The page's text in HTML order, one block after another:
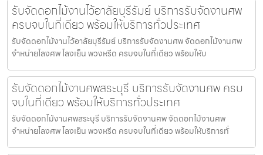
รับจัดดอกไม้งานไว้อาลัยบุรีรัมย์ บริการรับจัดงานศพ
ครบจบในที่เดียว พร้อมให้บริการทั่วประเทศ
รับจัดดอกไม้งานไว้อาลัยบุรีรัมย์ บริการรับจัดงานศพ จัดดอกไม้งานศพ
จำหน่ายโลงศพ โลงเย็น พวงหรีด ครบจบในที่เดียว พร้อมให้บ
รับจัดดอกไม้งานศพสระบุรี บริการรับจัดงานศพ ครบ
จบในที่เดียว พร้อมให้บริการทั่วประเทศ
รับจัดดอกไม้งานศพสระบุรี บริการรับจัดงานศพ จัดดอกไม้งานศพ
จำหน่ายโลงศพ โลงเย็น พวงหรีด ครบจบในที่เดียว พร้อมให้บริการทั่